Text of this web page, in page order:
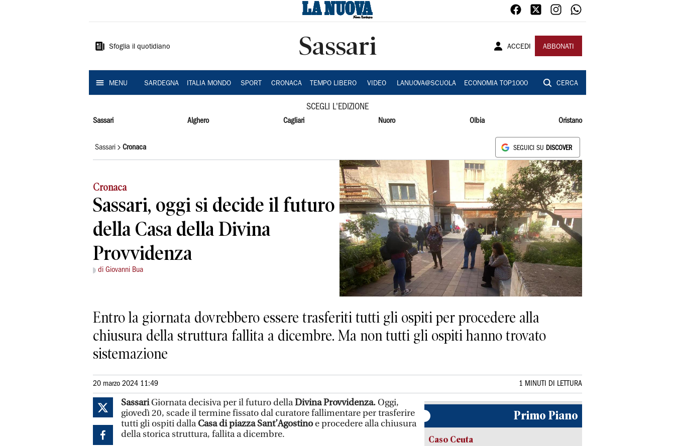
Sardegna
Sfoglia il quotidiano Sassari ACCEDI ABBONATI
MENU SARDEGNA ITALIA MONDO SPORT CRONACA TEMPO LIBERO VIDEO LANUOVA@SCUOLA ECONOMIA TOP1000 CERCA
SCEGLI L'EDIZIONE
Sassari Alghero Cagliari Nuoro Olbia Oristano
Sassari Cronaca SEGUICI SU DISCOVER
Cronaca
Sassari, oggi si decide il futuro
della Casa della Divina
Provvidenza
di Giovanni Bua
Entro la giornata dovrebbero essere trasferiti tutti gli ospiti per procedere alla
chiusura della struttura fallita a dicembre. Ma non tutti gli ospiti hanno trovato
sistemazione
20 marzo 2024 11:49 1 MINUTI DI LETTURA
SassariGiornata decisiva per il futuro dellaDivina Provvidenza. Oggi,
giovedì 20, scade il termine fissato dal curatore fallimentare per trasferire
tutti gli ospiti dallaCasa di piazza Sant’Agostinoe procedere alla chiusura
della storica struttura, fallita a dicembre.
Primo Piano
Caso Ceuta